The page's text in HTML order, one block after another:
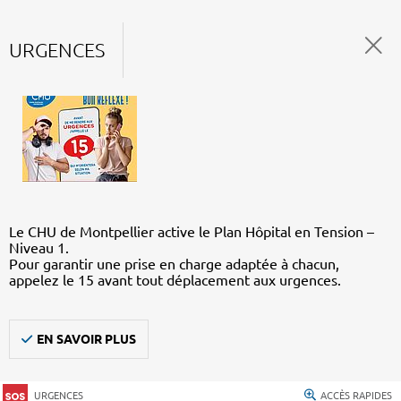
URGENCES
Le CHU de Montpellier active le Plan Hôpital en Tension –
Niveau 1.
Pour garantir une prise en charge adaptée à chacun,
appelez le 15 avant tout déplacement aux urgences.
EN SAVOIR PLUS
URGENCES ACCÈS RAPIDES